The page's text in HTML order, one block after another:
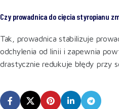
Czy prowadnica do cięcia styropianu
Tak, prowadnica stabilizuje
odchylenia od linii i zapewnia
drastycznie redukuje błędy przy